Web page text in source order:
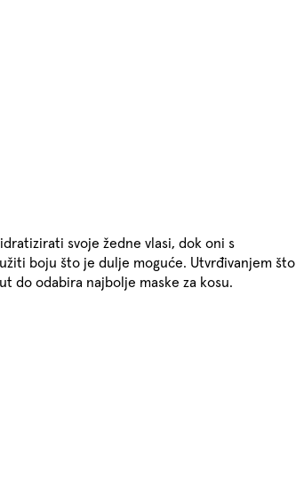
svoje žedne vlasi, dok oni s
boju što je dulje moguće. Utvrđivanjem što
do odabira najbolje maske za kosu.